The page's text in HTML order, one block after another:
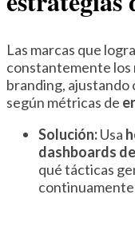
Las marcas que
constantemente los
branding, ajustando
según métricas de
Solución:Usa
dashboards
qué tácticas